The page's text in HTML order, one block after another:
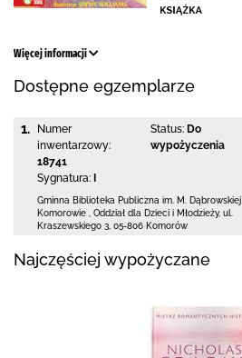
Więcej informacji
Dostępne egzemplarze
1.
Numer
inwentarzowy:
18741
Sygnatura:
Status: Do
wypożyczenia
Gminna Biblioteka Publiczna im. M. Dąbrowskiej
Komorowie
Oddział dla Dzieci i Młodzieży, ul.
Kraszewskiego 3 05-806 Komorów
Najczęściej wypożyczane